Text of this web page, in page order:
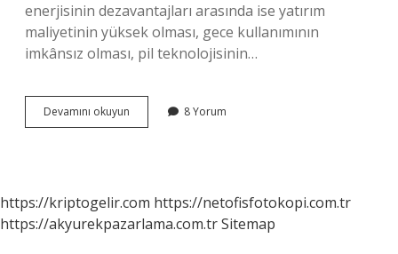
enerjisinin dezavantajları arasında ise yatırım
maliyetinin yüksek olması, gece kullanımının
imkânsız olması, pil teknolojisinin…
Devamını okuyun
Enerjisi
Mi
8 Yorum
https://kriptogelir.com https://netofisfotokopi.com.tr
https://akyurekpazarlama.com.trSitemap